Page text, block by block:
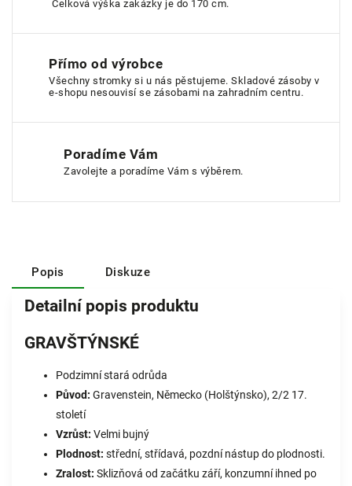
Celková výška zakázky je do 170 cm.
Přímo od výrobce
Všechny stromky si u nás pěstujeme. Skladové zásoby v
e-shopu nesouvisí se zásobami na zahradním centru.
Poradíme Vám
Zavolejte a poradíme Vám s výběrem.
Popis Diskuze
Detailní popis produktu
GRAVŠTÝNSKÉ
Podzimní stará odrůda
Původ: Gravenstein, Německo (Holštýnsko), 2/2 17.
století
Vzrůst: Velmi bujný
Plodnost: střední, střídavá, pozdní nástup do plodnosti.
Zralost: Sklizňová od začátku září, konzumní ihned po